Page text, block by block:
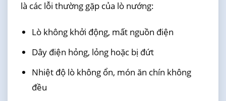
là các lỗi thường gặp của lò nướng:
Lò không khởi động, mất nguồn điện
Dây điện hỏng, lỏng hoặc bị đứt
Nhiệt độ lò không ổn, món ăn chín không
đều